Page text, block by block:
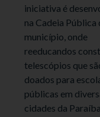
iniciativa é
na Cadeia Pública
município, onde
reeducandos
telescópios que
doados para
públicas em
cidades da Paraíba.